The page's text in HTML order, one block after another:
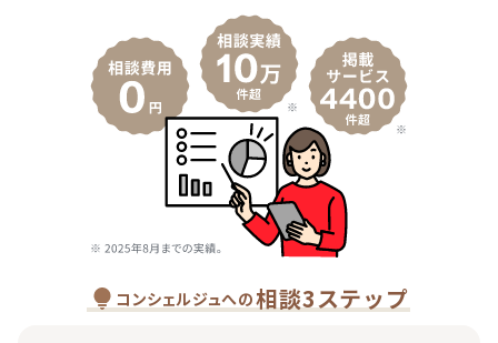
コンシェルジュへの相談3ステップ